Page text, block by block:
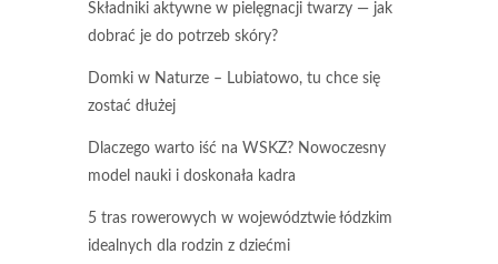
Składniki aktywne w pielęgnacji twarzy — jak
dobrać je do potrzeb skóry?
Domki w Naturze – Lubiatowo, tu chce się
zostać dłużej
Dlaczego warto iść na WSKZ? Nowoczesny
model nauki i doskonała kadra
5 tras rowerowych w województwie łódzkim
idealnych dla rodzin z dziećmi